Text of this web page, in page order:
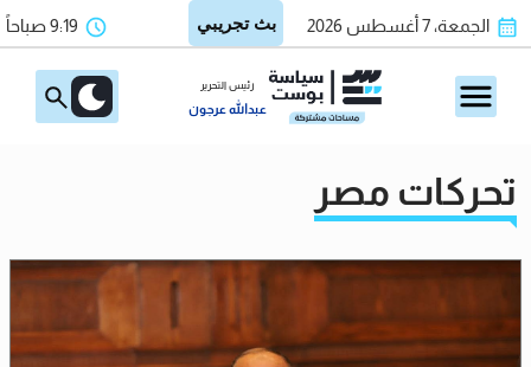
الجمعة، 7 أغسطس 2026 9:19 صباحاً
رئيس التحرير
عبدالله عرجون
تحركات مصر